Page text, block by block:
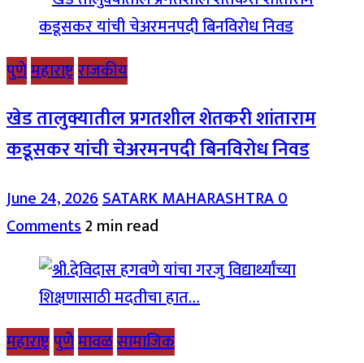
पुणेमहाराष्ट्रराजकीय
खेड तालुक्यातील प्रगतशील शेतकरी शांताराम
कडूसकर यांची चेअरमनपदी बिनविरोध निवड
June 24, 2026SATARK MAHARASHTRA0
Comments2 min read
महाराष्ट्रपुणेमावळसामाजिक